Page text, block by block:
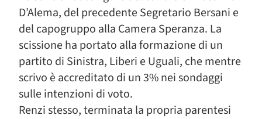
D’Alema, del precedente Segretario Bersani e
del capogruppo alla Camera Speranza. La
scissione ha portato alla formazione di un
partito di Sinistra, Liberi e Uguali, che mentre
scrivo è accreditato di un 3% nei sondaggi
sulle intenzioni di voto.
Renzi stesso, terminata la propria parentesi